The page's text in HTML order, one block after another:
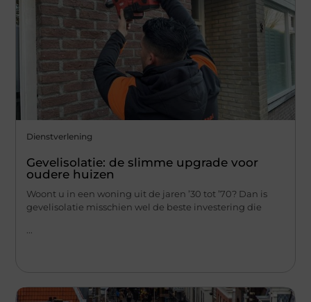
Dienstverlening
Gevelisolatie: de slimme upgrade voor
oudere huizen
Woont u in een woning uit de jaren ’30 tot ’70? Dan is
gevelisolatie misschien wel de beste investering die
...